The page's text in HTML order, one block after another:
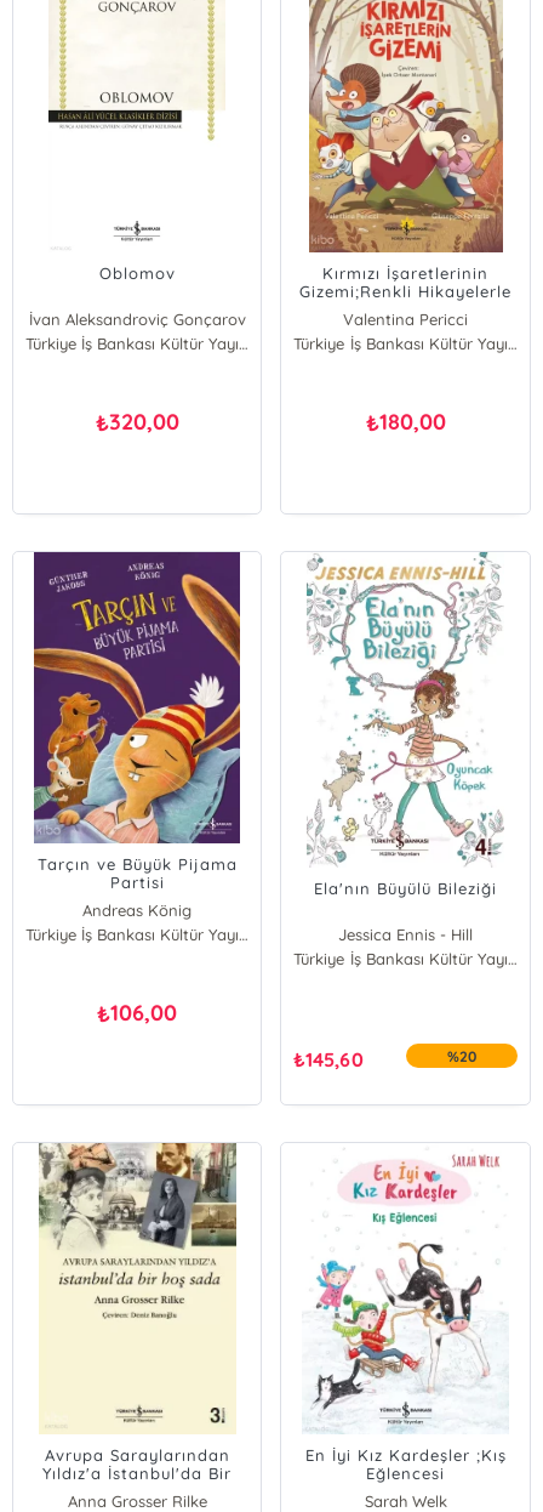
Oblomov
İvan Aleksandroviç Gonçarov
Türkiye İş Bankası Kültür Yayınları
₺320,00
Kırmızı İşaretlerinin
Gizemi;Renkli Hikayelerle
Okuyorum
Valentina Pericci
Türkiye İş Bankası Kültür Yayınları
₺180,00
Tarçın ve Büyük Pijama
Partisi
Andreas König
Türkiye İş Bankası Kültür Yayınları
₺106,00
Ela'nın Büyülü Bileziği
Jessica Ennis - Hill
Türkiye İş Bankası Kültür Yayınları
₺145,60 %20
Avrupa Saraylarından
Yıldız'a İstanbul'da Bir
Hoş Sada
Anna Grosser Rilke
En İyi Kız Kardeşler ;Kış
Eğlencesi
Sarah Welk